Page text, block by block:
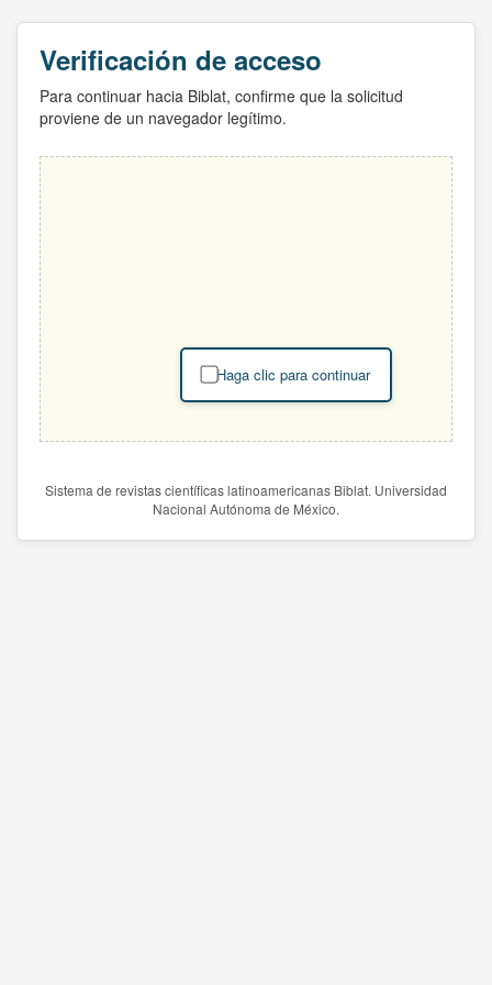
Verificación de acceso
Para continuar hacia Biblat, confirme que la solicitud
proviene de un navegador legítimo.
Haga clic para continuar
Sistema de revistas científicas latinoamericanas Biblat. Universidad
Nacional Autónoma de México.